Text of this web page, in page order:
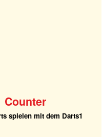
Counter
spielen mit dem Darts1